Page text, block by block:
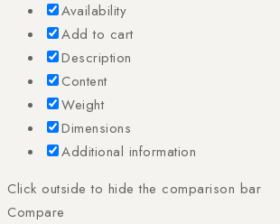
Availability
Add to cart
Description
Content
Weight
Dimensions
Additional information
Click outside to hide the comparison bar
Compare